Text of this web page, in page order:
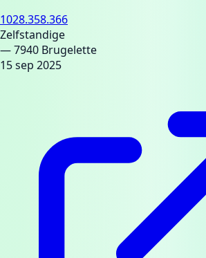
1028.358.366
Zelfstandige
— 7940 Brugelette
15 sep 2025